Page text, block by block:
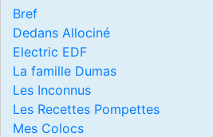
Bref
Dedans Allociné
Electric EDF
La famille Dumas
Les Inconnus
Les Recettes Pompettes
Mes Colocs